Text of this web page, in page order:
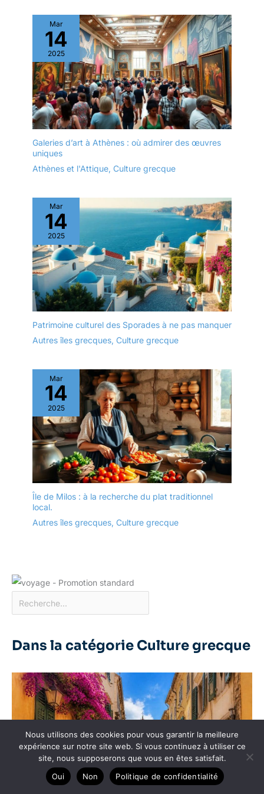
Mar
14
2025
Galeries d’art à Athènes : où admirer des œuvres
uniques
Athènes et l'Attique, Culture grecque
Mar
14
2025
Patrimoine culturel des Sporades à ne pas manquer
Autres îles grecques, Culture grecque
Mar
14
2025
Île de Milos : à la recherche du plat traditionnel
local.
Autres îles grecques, Culture grecque
Dans la catégorie Culture grecque
Nous utilisons des cookies pour vous garantir la meilleure
expérience sur notre site web. Si vous continuez à utiliser ce
site, nous supposerons que vous en êtes satisfait.
Oui
Non Politique de confidentialité